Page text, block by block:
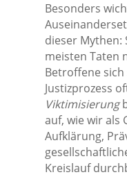
Besonders
dieser Mythen:
meisten Taten
Betroffene
Justizprozess
Viktimisierung
auf, wie wir als
Aufklärung,
Kreislauf